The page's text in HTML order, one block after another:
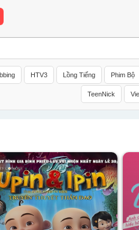
HTV3 Lồng Tiếng Phim Bộ
TeenNick